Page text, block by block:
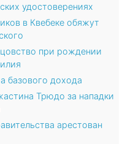
удостоверениях
в Квебеке обяжут
при рождении
базового дохода
Трюдо за нападки
арестован